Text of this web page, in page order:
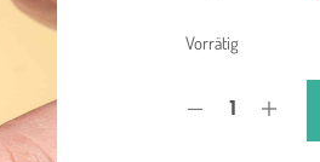
Vorrätig